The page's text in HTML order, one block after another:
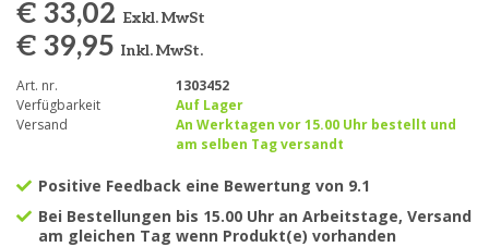
€ 33,02 Exkl. MwSt
€ 39,95 Inkl. MwSt.
Art. nr.
1303452
Verfügbarkeit
Auf Lager
Versand
An Werktagen vor 15.00 Uhr bestellt und
am selben Tag versandt
Positive Feedback eine Bewertung von 9.1
Bei Bestellungen bis 15.00 Uhr an Arbeitstage, Versand
am gleichen Tag wenn Produkt(e) vorhanden